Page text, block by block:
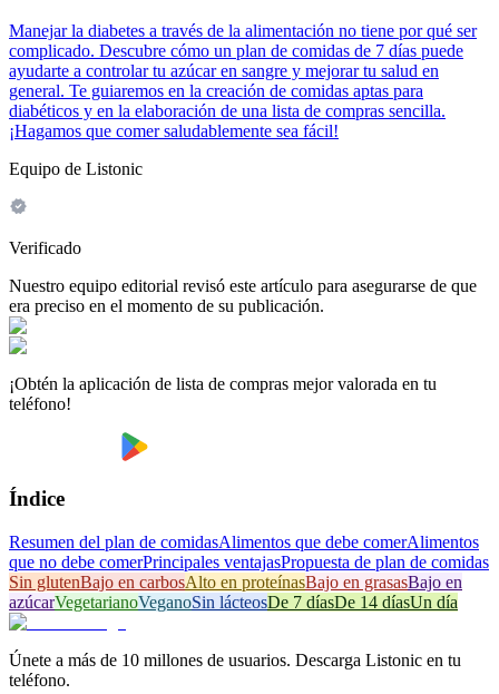
Manejar la diabetes a través de la alimentación no tiene por qué ser
complicado. Descubre cómo un plan de comidas de 7 días puede
ayudarte a controlar tu azúcar en sangre y mejorar tu salud en
general. Te guiaremos en la creación de comidas aptas para
diabéticos y en la elaboración de una lista de compras sencilla.
¡Hagamos que comer saludablemente sea fácil!
Equipo de Listonic
Verificado
Nuestro equipo editorial revisó este artículo para asegurarse de que
era preciso en el momento de su publicación.
¡Obtén la aplicación de lista de compras mejor valorada en tu
teléfono!
Índice
Resumen del plan de comidasAlimentos que debe comerAlimentos
que no debe comerPrincipales ventajasPropuesta de plan de comidas
Sin glutenBajo en carbosAlto en proteínasBajo en grasasBajo en
azúcarVegetarianoVeganoSin lácteosDe 7 díasDe 14 díasUn día
Únete a más de 10 millones de usuarios. Descarga Listonic en tu
teléfono.